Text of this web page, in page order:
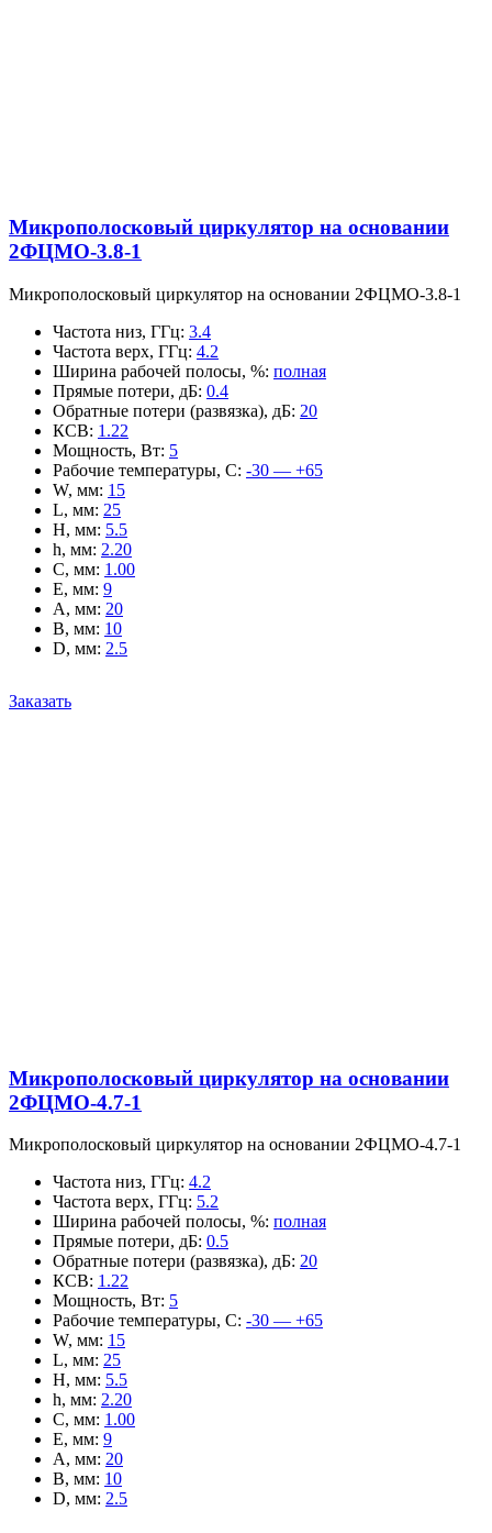
Микрополосковый циркулятор на основании
2ФЦМО-3.8-1
Микрополосковый циркулятор на основании 2ФЦМО-3.8-1
Частота низ, ГГц: 3.4
Частота верх, ГГц: 4.2
Ширина рабочей полосы, %: полная
Прямые потери, дБ: 0.4
Обратные потери (развязка), дБ: 20
КСВ: 1.22
Мощность, Вт: 5
Рабочие температуры, С: -30 — +65
W, мм: 15
L, мм: 25
H, мм: 5.5
h, мм: 2.20
C, мм: 1.00
E, мм: 9
A, мм: 20
B, мм: 10
D, мм: 2.5
Заказать
Микрополосковый циркулятор на основании
2ФЦМО-4.7-1
Микрополосковый циркулятор на основании 2ФЦМО-4.7-1
Частота низ, ГГц: 4.2
Частота верх, ГГц: 5.2
Ширина рабочей полосы, %: полная
Прямые потери, дБ: 0.5
Обратные потери (развязка), дБ: 20
КСВ: 1.22
Мощность, Вт: 5
Рабочие температуры, С: -30 — +65
W, мм: 15
L, мм: 25
H, мм: 5.5
h, мм: 2.20
C, мм: 1.00
E, мм: 9
A, мм: 20
B, мм: 10
D, мм: 2.5